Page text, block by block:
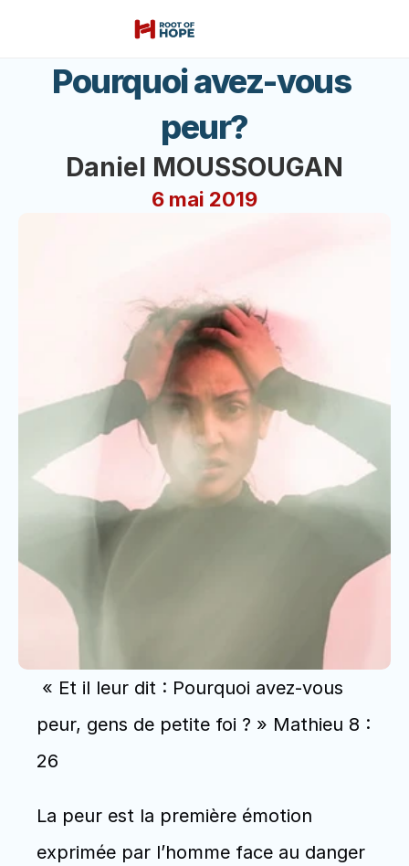
Pourquoi avez-vous
peur?
Daniel MOUSSOUGAN
6 mai 2019
peur, gens de petite foi ? » Mathieu 8 :
26
La peur est la première émotion
exprimée par l’homme face au danger